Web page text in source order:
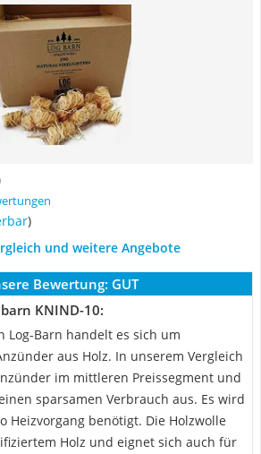
)
und weitere Angebote
Bewertung: GUT
KNIND-10:
Log-Barn handelt es sich um
aus Holz. In unserem Vergleich
im mittleren Preissegment und
sparsamen Verbrauch aus. Es wird
Heizvorgang benötigt. Die Holzwolle
Holz und eignet sich auch für